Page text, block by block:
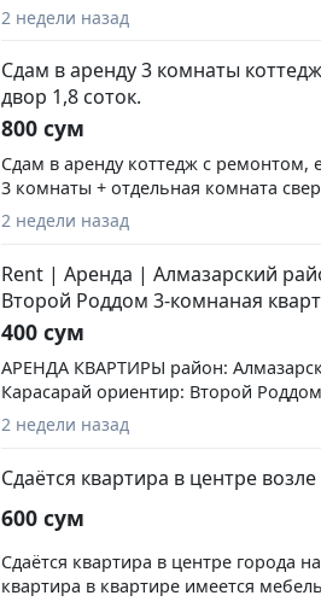
есть : Кровать Кухня Холодильник
Сан узел совмещен (душ + туалет)
хорошими соседями. Уютно , тепло и
2 недели назад
Сдам в аренду 3 комнаты
двор 1,8 соток.
800 сум
Сдам в аренду коттедж с ремонтом,
3 комнаты + отдельная комната
долгий срок работающим людям.
and Spa (Ne'mat Street 4, 100160,
Также есть гараж. Можно
находится на улице Немат
2 недели назад
Rent | Аренда | Алмазарский
Второй Роддом 3-комнаная
400 сум
АРЕНДА КВАРТИРЫ район:
Карасарай ориентир: Второй
Хастимом колличество комнат: 3
дома: 4 общая площадь дома: 75м²
срок, только семейным, но без
домашних животных. СТУДЕНТОВ
БЕСПОКОИТЬ! Звоните: +998(90)805-
2 недели назад
Сдаётся квартира в центре возле
600 сум
Сдаётся квартира в центре города
квартира в квартире имеется